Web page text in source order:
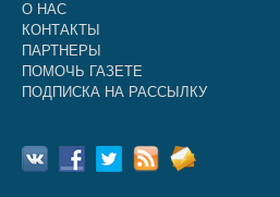
О НАС
КОНТАКТЫ
ПАРТНЕРЫ
ПОМОЧЬ ГАЗЕТЕ
ПОДПИСКА НА РАССЫЛКУ